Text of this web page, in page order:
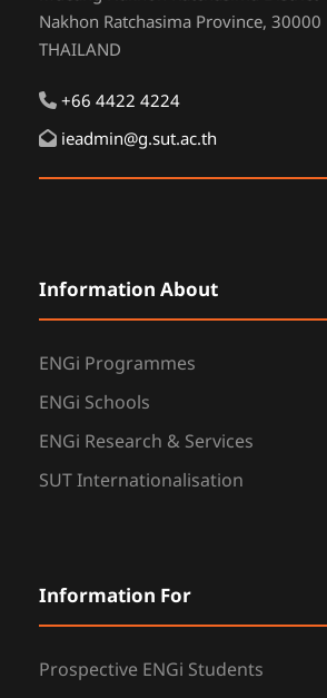
Nakhon Ratchasima Province, 30000
THAILAND
+66 4422 4224
ieadmin@g.sut.ac.th
Information About
ENGi Programmes
ENGi Schools
ENGi Research & Services
SUT Internationalisation
Information For
Prospective ENGi Students